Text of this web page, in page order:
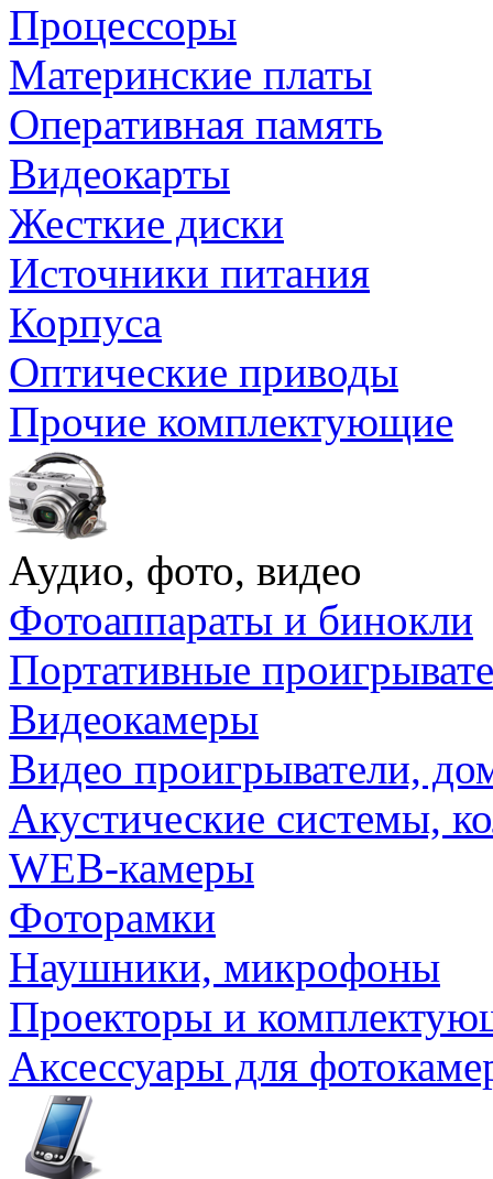
Процессоры
Материнские платы
Оперативная память
Видеокарты
Жесткие диски
Источники питания
Корпуса
Оптические приводы
Прочие комплектующие
Аудио, фото, видео
Фотоаппараты и бинокли
Портативные
Видеокамеры
Видео проигрыватели,
Акустические системы,
WEB-камеры
Фоторамки
Наушники, микрофоны
Проекторы и
Аксессуары для